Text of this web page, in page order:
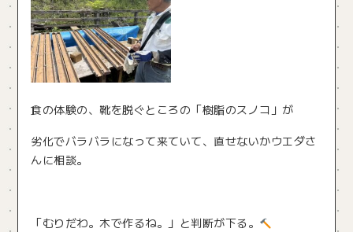
食の体験の、靴を脱ぐところの「樹脂のスノコ」が
劣化でバラバラになって来ていて、直せないかウエダさ
んに相談。
「むりだわ。木で作るね。」と判断が下る。